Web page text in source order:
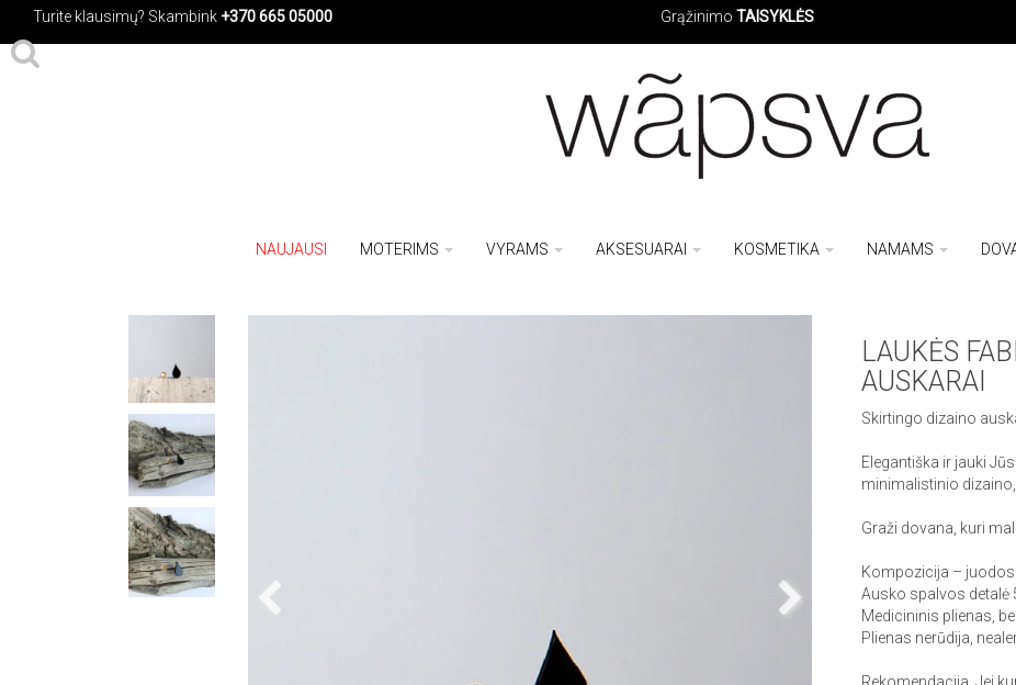
Turite klausimų? Skambink +370 665 05000 Grąžinimo TAISYKLĖS
NAUJAUSI MOTERIMS VYRAMS AKSESUARAI KOSMETIKA NAMAMS
LAUKĖS
AUSKARAI
Skirtingo dizaino
Elegantiška ir jauki
minimalistinio
Graži dovana, kuri
Kompozicija –
Ausko spalvos
Medicininis plienas, be
Plienas nerūdija,